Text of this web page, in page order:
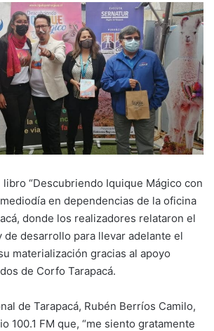
libro “Descubriendo Iquique Mágico con
en dependencias de la oficina
donde los realizadores relataron el
de desarrollo para llevar adelante el
materialización gracias al apoyo
de Corfo Tarapacá.
de Tarapacá, Rubén Berríos Camilo,
100.1 FM que, “me siento gratamente